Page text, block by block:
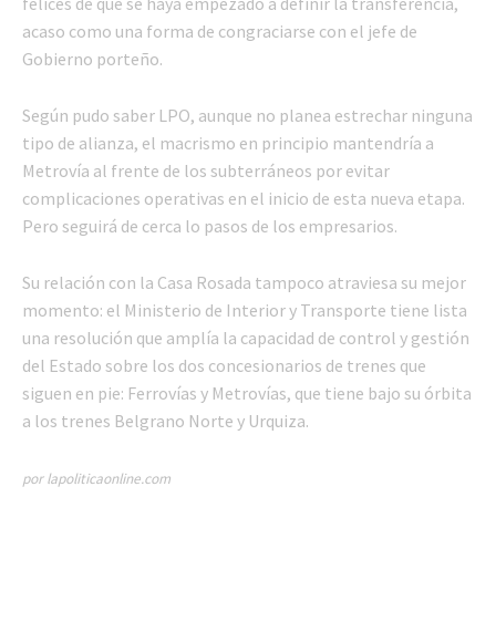
acaso como una forma de congraciarse con el jefe de
Gobierno porteño.
Según pudo saber LPO, aunque no planea estrechar ninguna
tipo de alianza, el macrismo en principio mantendría a
Metrovía al frente de los subterráneos por evitar
complicaciones operativas en el inicio de esta nueva etapa.
Pero seguirá de cerca lo pasos de los empresarios.
Su relación con la Casa Rosada tampoco atraviesa su mejor
momento: el Ministerio de Interior y Transporte tiene lista
una resolución que amplía la capacidad de control y gestión
del Estado sobre los dos concesionarios de trenes que
siguen en pie: Ferrovías y Metrovías, que tiene bajo su órbita
a los trenes Belgrano Norte y Urquiza.
por lapoliticaonline.com